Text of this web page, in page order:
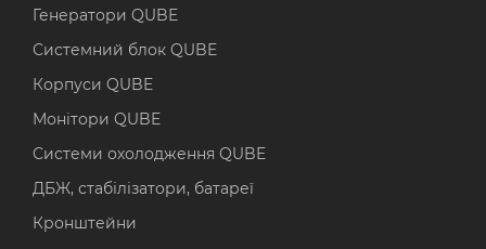
Генератори QUBE
Системний блок QUBE
Корпуси QUBE
Монітори QUBE
Системи охолодження QUBE
ДБЖ, стабілізатори, батареї
Кронштейни